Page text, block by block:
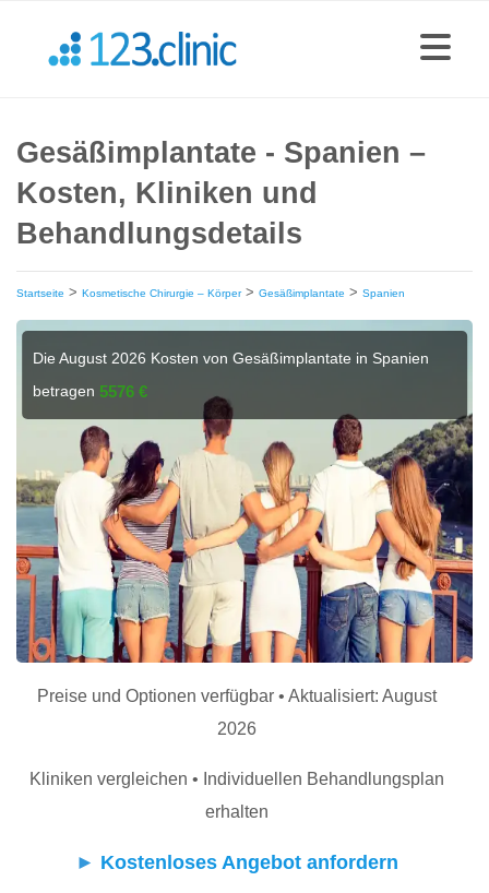
Gesäßimplantate - Spanien –
Kosten, Kliniken und
Behandlungsdetails
Startseite > Kosmetische Chirurgie – Körper> Gesäßimplantate > Spanien
Die August 2026 Kosten von Gesäßimplantate in Spanien
betragen 5576 €
Preise und Optionen verfügbar • Aktualisiert: August
2026
Kliniken vergleichen • Individuellen Behandlungsplan
erhalten
► Kostenloses Angebot anfordern